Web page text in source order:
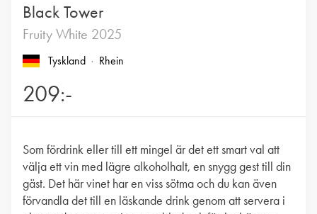
Black Tower
Fruity White 2025
Tyskland Rhein
209:-
Som fördrink eller till ett mingel är det ett smart val att
välja ett vin med lägre alkoholhalt, en snygg gest till din
gäst. Det här vinet har en viss sötma och du kan även
förvandla det till en läskande drink genom att servera i